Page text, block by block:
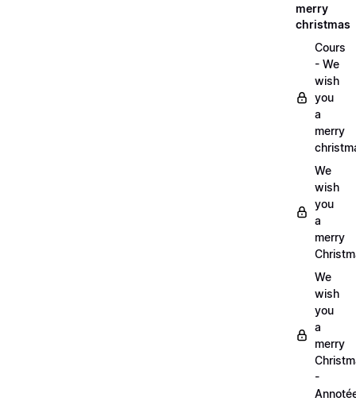
merry
christmas
Cours
- We
wish
you
a
merry
We
wish
you
a
merry
We
wish
you
a
merry
-